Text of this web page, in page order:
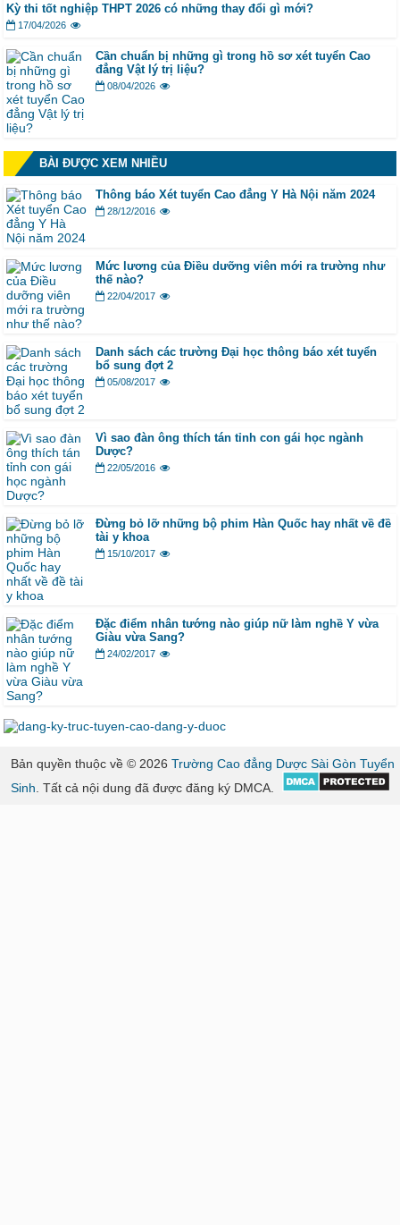
Kỳ thi tốt nghiệp THPT 2026 có những thay đổi gì mới?
17/04/2026
Cần chuẩn bị những gì trong hồ sơ xét tuyển Cao
đẳng Vật lý trị liệu?
08/04/2026
BÀI ĐƯỢC XEM NHIỀU
Thông báo Xét tuyển Cao đẳng Y Hà Nội năm 2024
28/12/2016
Mức lương của Điều dưỡng viên mới ra trường như
thế nào?
22/04/2017
Danh sách các trường Đại học thông báo xét tuyển
bổ sung đợt 2
05/08/2017
Vì sao đàn ông thích tán tỉnh con gái học ngành
Dược?
22/05/2016
Đừng bỏ lỡ những bộ phim Hàn Quốc hay nhất về đề
tài y khoa
15/10/2017
Đặc điểm nhân tướng nào giúp nữ làm nghề Y vừa
Giàu vừa Sang?
24/02/2017
Bản quyền thuộc về © 2026 Trường Cao đẳng Dược Sài Gòn Tuyển
Sinh . Tất cả nội dung đã được đăng ký DMCA.